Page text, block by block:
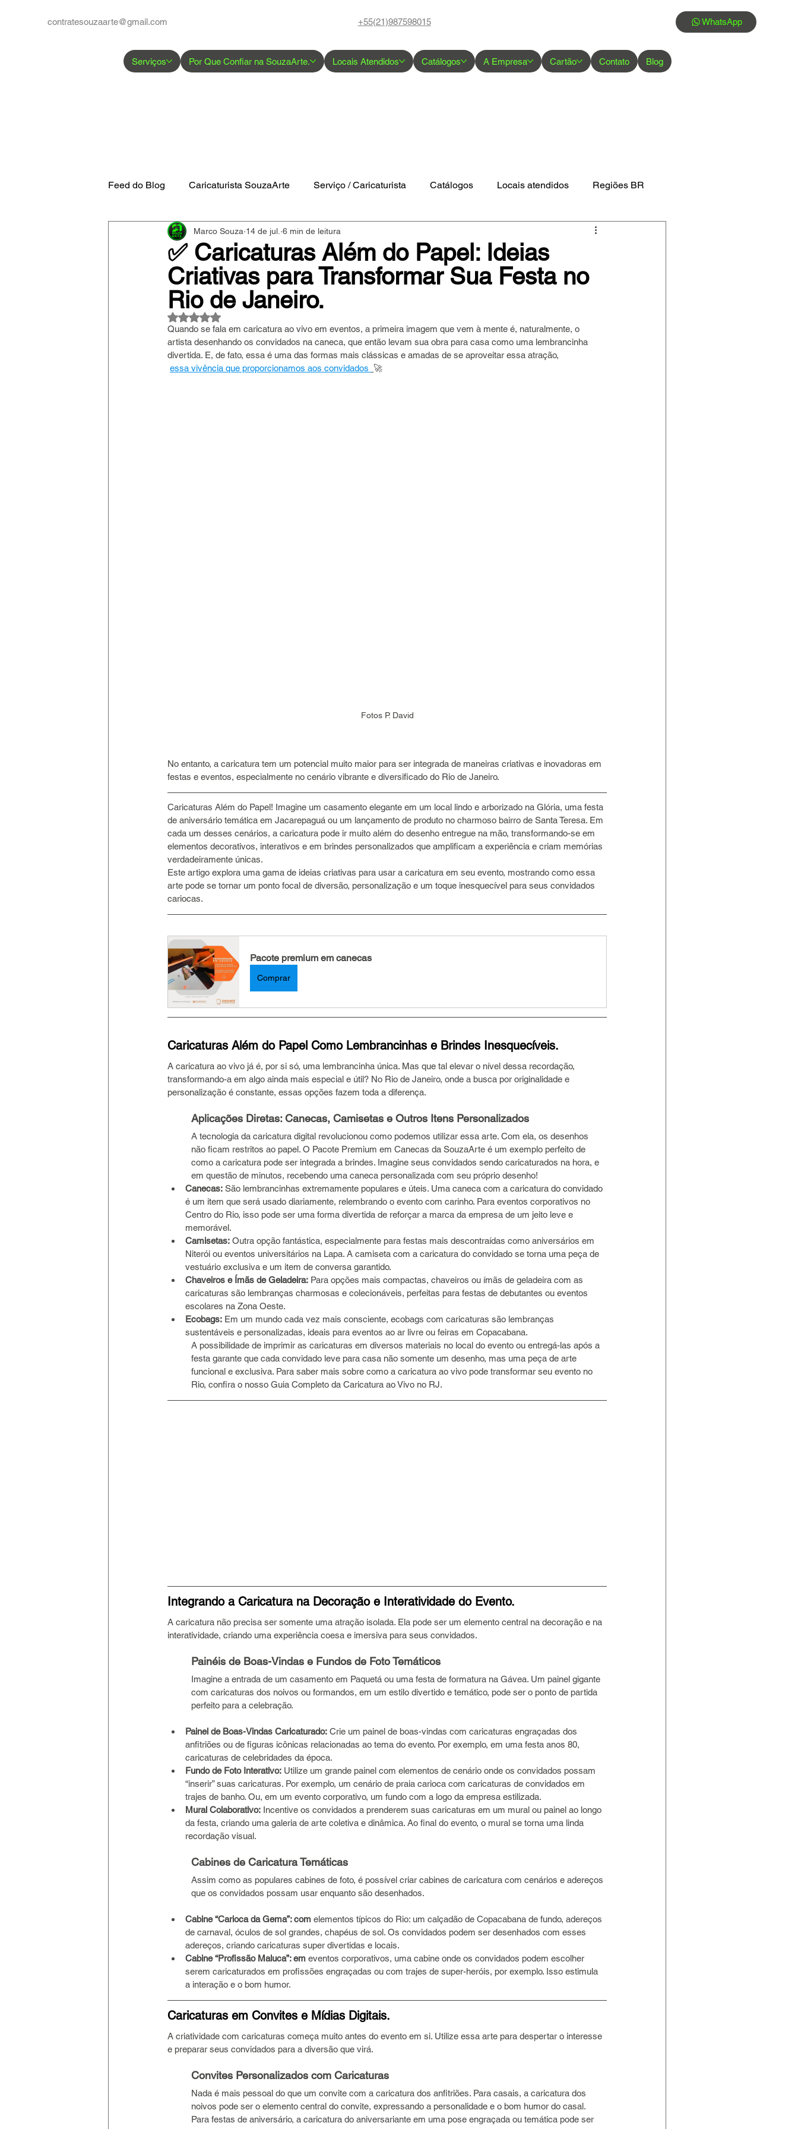
Serviços Por Que Confiar na SouzaArte. Locais Atendidos Catálogos A Empresa Cartão Contato Blog
contratesouzaarte@gmail.com +55(21)987598015 WhatsApp
Feed do Blog Caricaturista SouzaArte Serviço / Caricaturista Catálogos Locais atendidos Regiões BR
Google Perfil de Empresas
✅ Caricaturas Além do Papel: Ideias
Criativas para Transformar Sua Festa no
Rio de Janeiro.
Marco Souza 14 de jul. 6 min de leitura
Avaliado com NaN de 5 estrelas.
Quando se fala em caricatura ao vivo em eventos, a primeira imagem que vem à mente é, naturalmente, o
artista desenhando os convidados na caneca, que então levam sua obra para casa como uma lembrancinha
divertida. E, de fato, essa é uma das formas mais clássicas e amadas de se aproveitar essa atração,
essa vivência que proporcionamos aos convidados 🚀
Fotos P. David
No entanto, a caricatura tem um potencial muito maior para ser integrada de maneiras criativas e inovadoras em
festas e eventos, especialmente no cenário vibrante e diversificado do Rio de Janeiro.
Caricaturas Além do Papel! Imagine um casamento elegante em um local lindo e arborizado na Glória, uma festa
de aniversário temática em Jacarepaguá ou um lançamento de produto no charmoso bairro de Santa Teresa. Em
cada um desses cenários, a caricatura pode ir muito além do desenho entregue na mão, transformando-se em
elementos decorativos, interativos e em brindes personalizados que amplificam a experiência e criam memórias
verdadeiramente únicas.
Este artigo explora uma gama de ideias criativas para usar a caricatura em seu evento, mostrando como essa
arte pode se tornar um ponto focal de diversão, personalização e um toque inesquecível para seus convidados
cariocas.
Pacote premium em canecas
Comprar
Caricaturas Além do Papel Como Lembrancinhas e Brindes Inesquecíveis.
A caricatura ao vivo já é, por si só, uma lembrancinha única. Mas que tal elevar o nível dessa recordação,
transformando-a em algo ainda mais especial e útil? No Rio de Janeiro, onde a busca por originalidade e
personalização é constante, essas opções fazem toda a diferença.
Aplicações Diretas: Canecas, Camisetas e Outros Itens Personalizados
A tecnologia da caricatura digital revolucionou como podemos utilizar essa arte. Com ela, os desenhos
não ficam restritos ao papel. O Pacote Premium em Canecas da SouzaArte é um exemplo perfeito de
como a caricatura pode ser integrada a brindes. Imagine seus convidados sendo caricaturados na hora, e
em questão de minutos, recebendo uma caneca personalizada com seu próprio desenho!
Canecas: São lembrancinhas extremamente populares e úteis. Uma caneca com a caricatura do convidado
é um item que será usado diariamente, relembrando o evento com carinho. Para eventos corporativos no
Centro do Rio, isso pode ser uma forma divertida de reforçar a marca da empresa de um jeito leve e
memorável.
Camisetas: Outra opção fantástica, especialmente para festas mais descontraídas como aniversários em
Niterói ou eventos universitários na Lapa. A camiseta com a caricatura do convidado se torna uma peça de
vestuário exclusiva e um item de conversa garantido.
Chaveiros e Ímãs de Geladeira: Para opções mais compactas, chaveiros ou ímãs de geladeira com as
caricaturas são lembranças charmosas e colecionáveis, perfeitas para festas de debutantes ou eventos
escolares na Zona Oeste.
Ecobags: Em um mundo cada vez mais consciente, ecobags com caricaturas são lembranças
sustentáveis e personalizadas, ideais para eventos ao ar livre ou feiras em Copacabana.
A possibilidade de imprimir as caricaturas em diversos materiais no local do evento ou entregá-las após a
festa garante que cada convidado leve para casa não somente um desenho, mas uma peça de arte
funcional e exclusiva. Para saber mais sobre como a caricatura ao vivo pode transformar seu evento no
Rio, confira o nosso Guia Completo da Caricatura ao Vivo no RJ.
Integrando a Caricatura na Decoração e Interatividade do Evento.
A caricatura não precisa ser somente uma atração isolada. Ela pode ser um elemento central na decoração e na
interatividade, criando uma experiência coesa e imersiva para seus convidados.
Painéis de Boas-Vindas e Fundos de Foto Temáticos
Imagine a entrada de um casamento em Paquetá ou uma festa de formatura na Gávea. Um painel gigante
com caricaturas dos noivos ou formandos, em um estilo divertido e temático, pode ser o ponto de partida
perfeito para a celebração.
Painel de Boas-Vindas Caricaturado: Crie um painel de boas-vindas com caricaturas engraçadas dos
anfitriões ou de figuras icônicas relacionadas ao tema do evento. Por exemplo, em uma festa anos 80,
caricaturas de celebridades da época.
Fundo de Foto Interativo: Utilize um grande painel com elementos de cenário onde os convidados possam
“inserir” suas caricaturas. Por exemplo, um cenário de praia carioca com caricaturas de convidados em
trajes de banho. Ou, em um evento corporativo, um fundo com a logo da empresa estilizada.
Mural Colaborativo: Incentive os convidados a prenderem suas caricaturas em um mural ou painel ao longo
da festa, criando uma galeria de arte coletiva e dinâmica. Ao final do evento, o mural se torna uma linda
recordação visual.
Cabines de Caricatura Temáticas
Assim como as populares cabines de foto, é possível criar cabines de caricatura com cenários e adereços
que os convidados possam usar enquanto são desenhados.
Cabine “Carioca da Gema”: com elementos típicos do Rio: um calçadão de Copacabana de fundo, adereços
de carnaval, óculos de sol grandes, chapéus de sol. Os convidados podem ser desenhados com esses
adereços, criando caricaturas super divertidas e locais.
Cabine “Profissão Maluca”: em eventos corporativos, uma cabine onde os convidados podem escolher
serem caricaturados em profissões engraçadas ou com trajes de super-heróis, por exemplo. Isso estimula
a interação e o bom humor.
Caricaturas em Convites e Mídias Digitais.
A criatividade com caricaturas começa muito antes do evento em si. Utilize essa arte para despertar o interesse
e preparar seus convidados para a diversão que virá.
Convites Personalizados com Caricaturas
Nada é mais pessoal do que um convite com a caricatura dos anfitriões. Para casais, a caricatura dos
noivos pode ser o elemento central do convite, expressando a personalidade e o bom humor do casal.
Para festas de aniversário, a caricatura do aniversariante em uma pose engraçada ou temática pode ser